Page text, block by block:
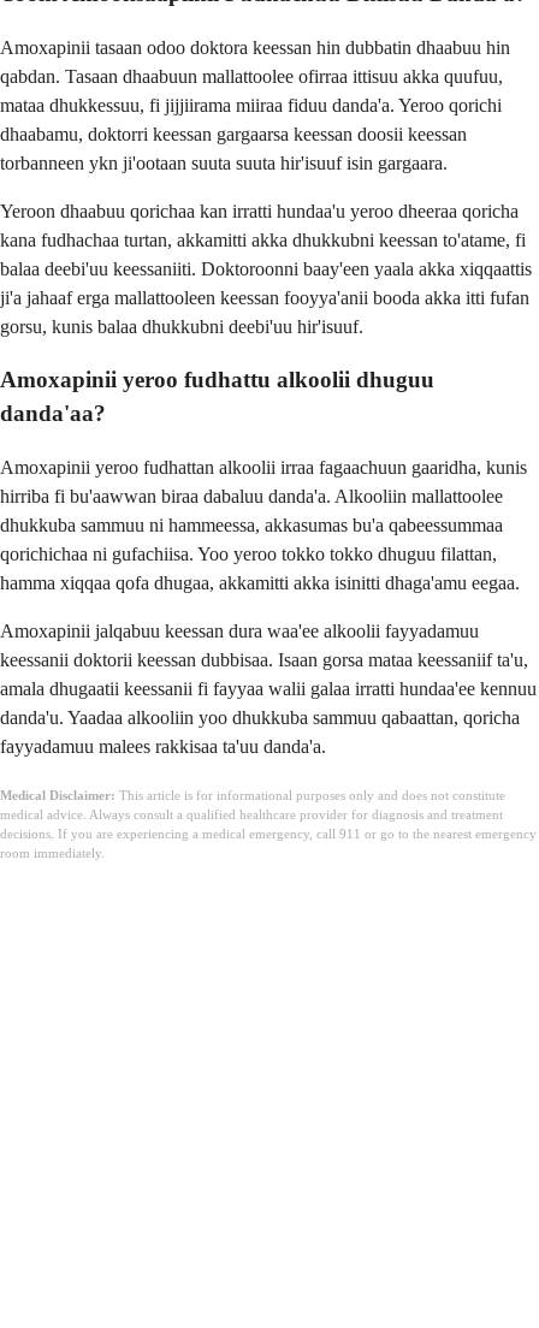
Amoxapinii tasaan odoo doktora keessan hin dubbatin dhaabuu hin
qabdan. Tasaan dhaabuun mallattoolee ofirraa ittisuu akka quufuu,
mataa dhukkessuu, fi jijjiirama miiraa fiduu danda'a. Yeroo qorichi
dhaabamu, doktorri keessan gargaarsa keessan doosii keessan
torbanneen ykn ji'ootaan suuta suuta hir'isuuf isin gargaara.
Yeroon dhaabuu qorichaa kan irratti hundaa'u yeroo dheeraa qoricha
kana fudhachaa turtan, akkamitti akka dhukkubni keessan to'atame, fi
balaa deebi'uu keessaniiti. Doktoroonni baay'een yaala akka xiqqaattis
ji'a jahaaf erga mallattooleen keessan fooyya'anii booda akka itti fufan
gorsu, kunis balaa dhukkubni deebi'uu hir'isuuf.
Amoxapinii yeroo fudhattu alkoolii dhuguu
danda'aa?
Amoxapinii yeroo fudhattan alkoolii irraa fagaachuun gaaridha, kunis
hirriba fi bu'aawwan biraa dabaluu danda'a. Alkooliin mallattoolee
dhukkuba sammuu ni hammeessa, akkasumas bu'a qabeessummaa
qorichichaa ni gufachiisa. Yoo yeroo tokko tokko dhuguu filattan,
hamma xiqqaa qofa dhugaa, akkamitti akka isinitti dhaga'amu eegaa.
Amoxapinii jalqabuu keessan dura waa'ee alkoolii fayyadamuu
keessanii doktorii keessan dubbisaa. Isaan gorsa mataa keessaniif ta'u,
amala dhugaatii keessanii fi fayyaa walii galaa irratti hundaa'ee kennuu
danda'u. Yaadaa alkooliin yoo dhukkuba sammuu qabaattan, qoricha
fayyadamuu malees rakkisaa ta'uu danda'a.
Medical Disclaimer: This article is for informational purposes only and does not constitute
medical advice. Always consult a qualified healthcare provider for diagnosis and treatment
decisions. If you are experiencing a medical emergency, call 911 or go to the nearest emergency
room immediately.